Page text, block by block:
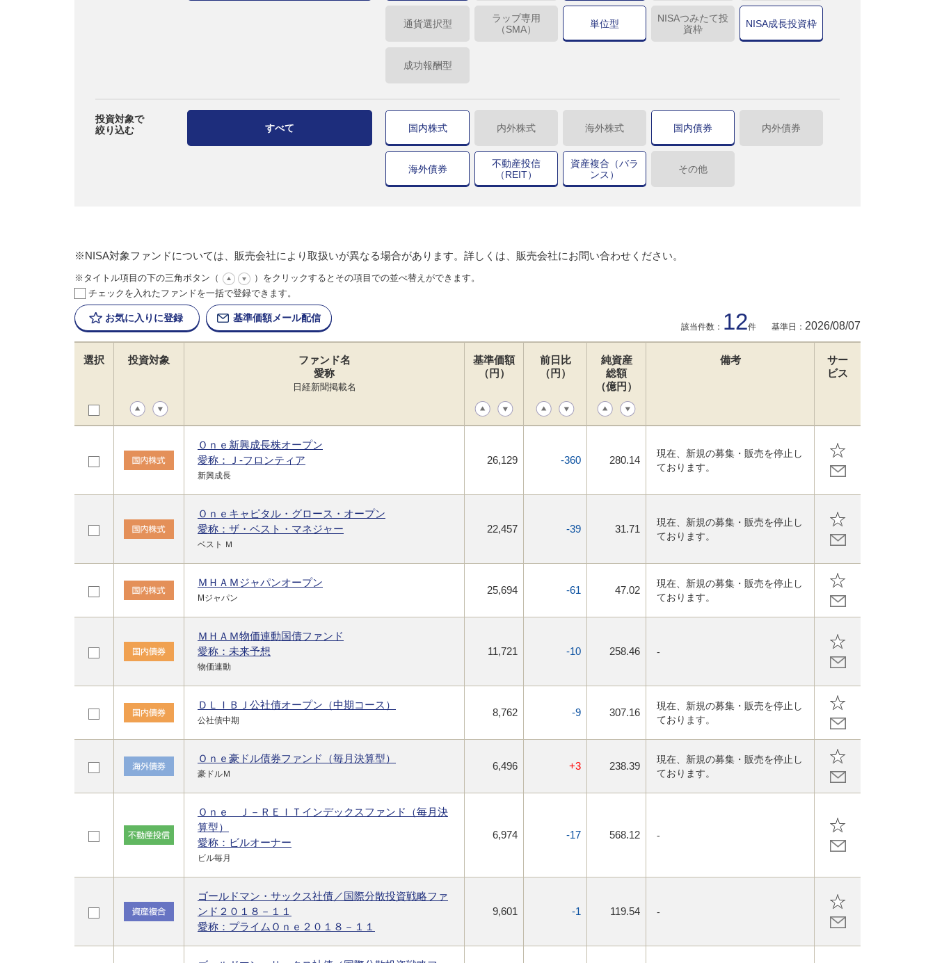
通貨選択型
ラップ専用
（SMA）
単位型
NISAつみたて投
資枠
NISA成長投資枠
成功報酬型
投資対象で
絞り込む
すべて 国内株式 内外株式 海外株式 国内債券 内外債券
海外債券
不動産投信
（REIT）
資産複合（バラ
ンス）
その他
※NISA対象ファンドについては、販売会社により取扱いが異なる場合があります。詳しくは、販売会社にお問い合わせください。
※タイトル項目の下の三角ボタン（
）をクリックするとその項目での並べ替えができます。
チェックを入れたファンドを一括で登録できます。
お気に入りに登録 基準価額メール配信
該当件数： 12件 基準日： 2026/08/07
選択 投資対象
ファンド名
愛称
日経新聞掲載名
基準価額
（円）
前日比
（円）
純資産
総額
（億円）
備考
サー
ビス
Ｏｎｅ新興成長株オープン
愛称：Ｊ-フロンティア
新興成長
26,129 -360 280.14
現在、新規の募集・販売を停止し
ております。
Ｏｎｅキャピタル・グロース・オープン
愛称：ザ・ベスト・マネジャー
ベスト Ｍ
22,457 -39 31.71
現在、新規の募集・販売を停止し
ております。
ＭＨＡＭジャパンオープン
Mジャパン
25,694 -61 47.02
現在、新規の募集・販売を停止し
ております。
ＭＨＡＭ物価連動国債ファンド
愛称：未来予想
物価連動
11,721 -10 258.46 -
ＤＬＩＢＪ公社債オープン（中期コース）
公社債中期
8,762 -9 307.16
現在、新規の募集・販売を停止し
ております。
Ｏｎｅ豪ドル債券ファンド（毎月決算型）
豪ドルＭ
6,496 +3 238.39
現在、新規の募集・販売を停止し
ております。
Ｏｎｅ Ｊ－ＲＥＩＴインデックスファンド（毎月決
算型）
愛称：ビルオーナー
ビル毎月
6,974 -17 568.12 -
ゴールドマン・サックス社債／国際分散投資戦略ファ
ンド２０１８－１１
愛称：プライムＯｎｅ２０１８－１１
9,601 -1 119.54 -